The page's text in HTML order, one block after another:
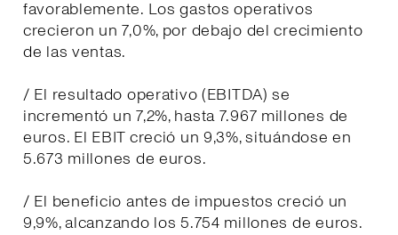
favorablemente. Los gastos operativos
crecieron un 7,0%, por debajo del crecimiento
de las ventas.
/ El resultado operativo (EBITDA) se
incrementó un 7,2%, hasta 7.967 millones de
euros. El EBIT creció un 9,3%, situándose en
5.673 millones de euros.
/ El beneficio antes de impuestos creció un
9,9%, alcanzando los 5.754 millones de euros.